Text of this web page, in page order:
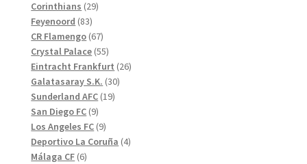
Corinthians 2929
Feyenoord 8383
produkter
CR Flamengo 6767
produkter
Crystal Palace 5555
produkter
Eintracht Frankfurt 2626
Galatasaray S.K. 3030
Sunderland AFC 1919
San Diego FC 99
produkter
Los Angeles FC 99
produkter
Deportivo La Coruña 44
Málaga CF 66